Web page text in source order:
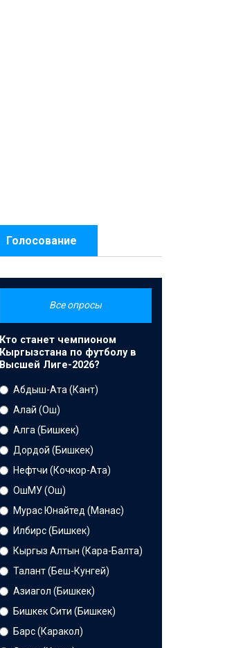
Голосование
Все опросы
Кто станет чемпионом
Кыргызстана по футболу в
Высшей Лиге-2026?
Абдыш-Ата (Кант)
Алай (Ош)
Алга (Бишкек)
Дордой (Бишкек)
Нефтчи (Кочкор-Ата)
ОшМУ (Ош)
Мурас Юнайтед (Манас)
Илбирс (Бишкек)
Кыргыз Алтын (Кара-Балта)
Талант (Беш-Кунгей)
Азиагол (Бишкек)
Бишкек Сити (Бишкек)
Барс (Каракол)